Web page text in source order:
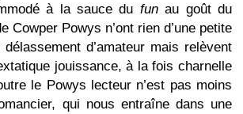
à la sauce du funau goût du
Cowper Powys n’ont rien d’une petite
délassement d’amateur mais relèvent
jouissance, à la fois charnelle
le Powys lecteur n’est pas moins
qui nous entraîne dans une